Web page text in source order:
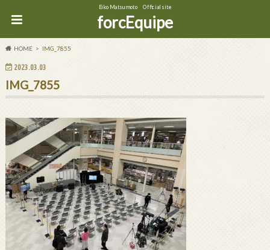
Eiko Matsumoto Official site
forcEquipe
HOME IMG_7855
2023.03.03
IMG_7855